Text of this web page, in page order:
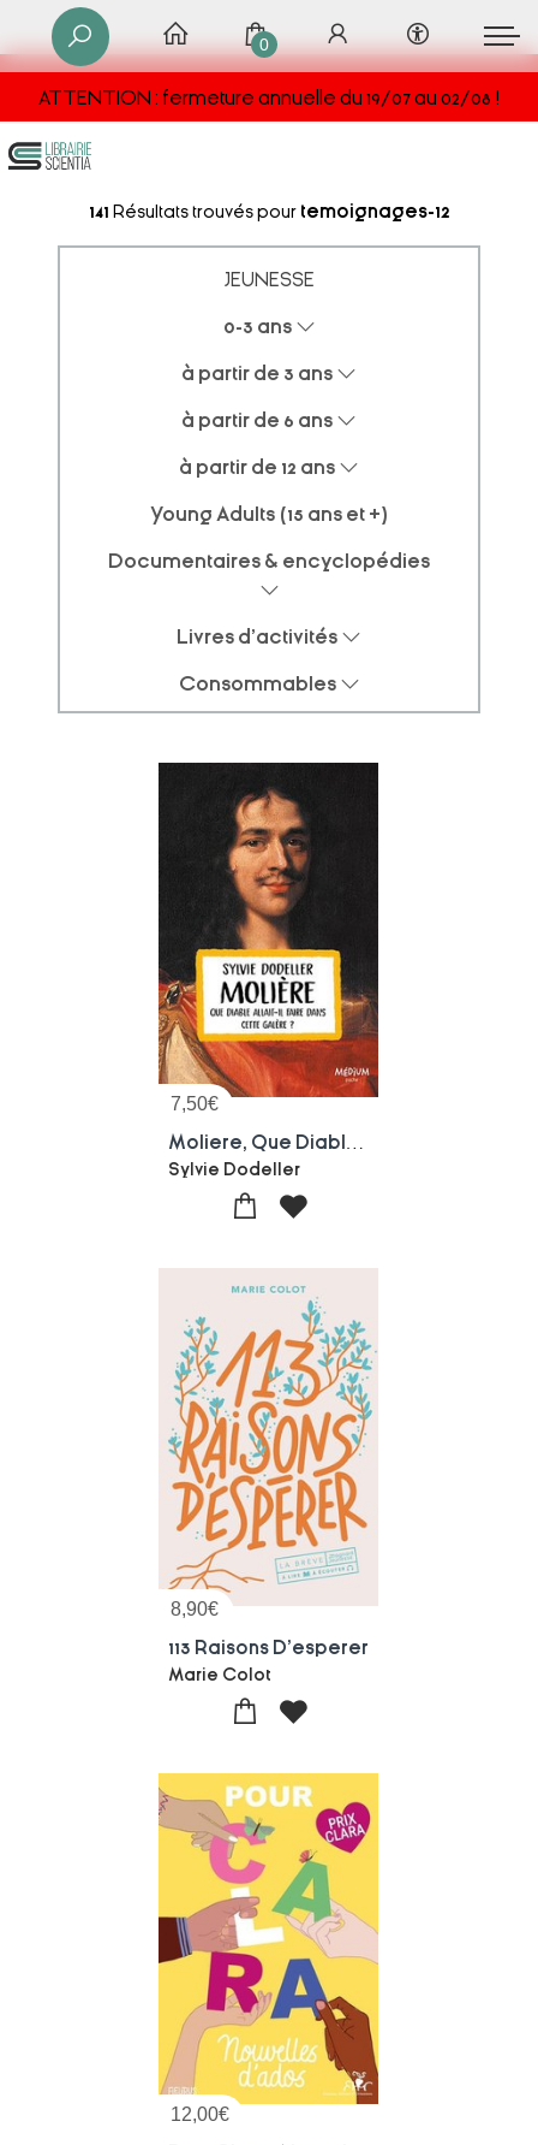
ATTENTION : fermeture annuelle du 19/07 au 02/08 !
0
141 Résultats trouvés pour temoignages-12
JEUNESSE
0-3 ans
à partir de 3 ans
à partir de 6 ans
à partir de 12 ans
Young Adults (15 ans et +)
Documentaires & encyclopédies
Livres d'activités
Consommables
7,50€
Sylvie Dodeller
8,90€
113 Raisons D'esperer
Marie Colot
12,00€